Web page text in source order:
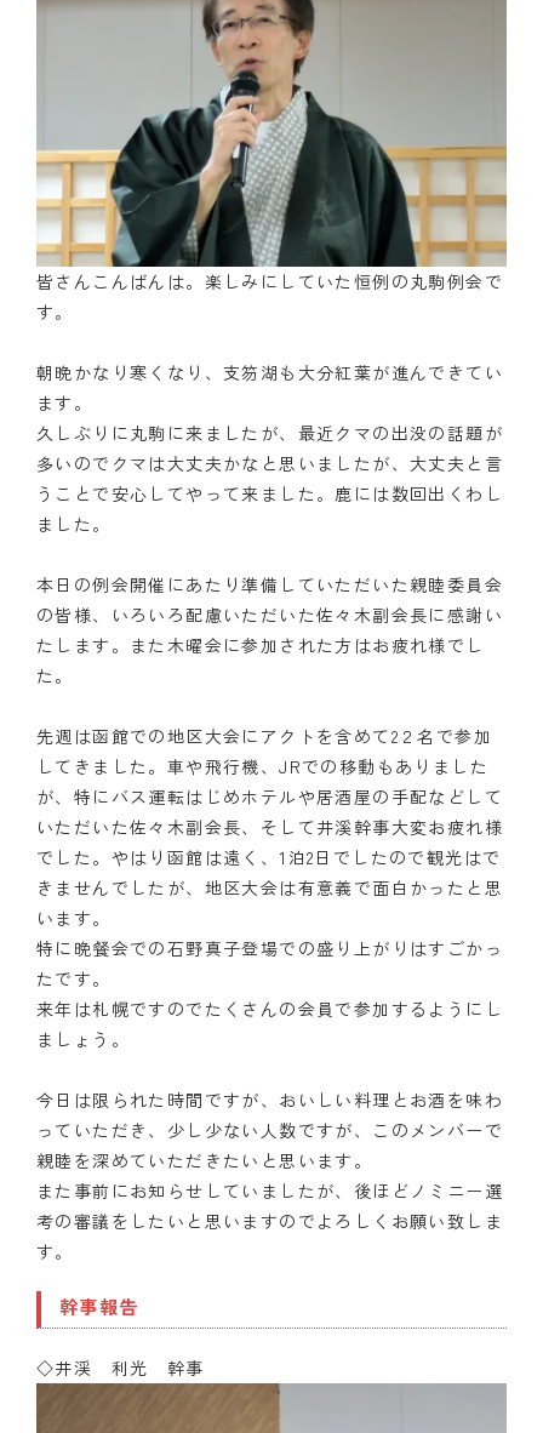
皆さんこんばんは。楽しみにしていた恒例の丸駒例会で
す。
朝晩かなり寒くなり、支笏湖も大分紅葉が進んできてい
ます。
久しぶりに丸駒に来ましたが、最近クマの出没の話題が
多いのでクマは大丈夫かなと思いましたが、大丈夫と言
うことで安心してやって来ました。鹿には数回出くわし
ました。
本日の例会開催にあたり準備していただいた親睦委員会
の皆様、いろいろ配慮いただいた佐々木副会長に感謝い
たします。また木曜会に参加された方はお疲れ様でし
た。
先週は函館での地区大会にアクトを含めて2２名で参加
してきました。車や飛行機、JRでの移動もありました
が、特にバス運転はじめホテルや居酒屋の手配などして
いただいた佐々木副会長、そして井溪幹事大変お疲れ様
でした。やはり函館は遠く、1泊2日でしたので観光はで
きませんでしたが、地区大会は有意義で面白かったと思
います。
特に晩餐会での石野真子登場での盛り上がりはすごかっ
たです。
来年は札幌ですのでたくさんの会員で参加するようにし
ましょう。
今日は限られた時間ですが、おいしい料理とお酒を味わ
っていただき、少し少ない人数ですが、このメンバーで
親睦を深めていただきたいと思います。
また事前にお知らせしていましたが、後ほどノミニー選
考の審議をしたいと思いますのでよろしくお願い致しま
す。
幹事報告
◇井渓 利光 幹事